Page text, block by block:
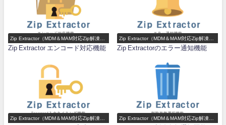
Zip Extractor（MDM＆MAM対応Zip解凍ア
プリ）機能一覧
Zip Extractor エンコード対応機能
Zip Extractor（MDM＆MAM対応Zip解凍ア
プリ）機能一覧
Zip Extractorのエラー通知機能
Zip Extractor（MDM＆MAM対応Zip解凍ア
Zip Extractor（MDM＆MAM対応Zip解凍ア